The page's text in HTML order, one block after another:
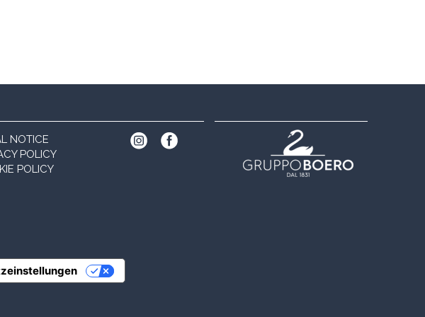
NOTICE
POLICY
POLICY